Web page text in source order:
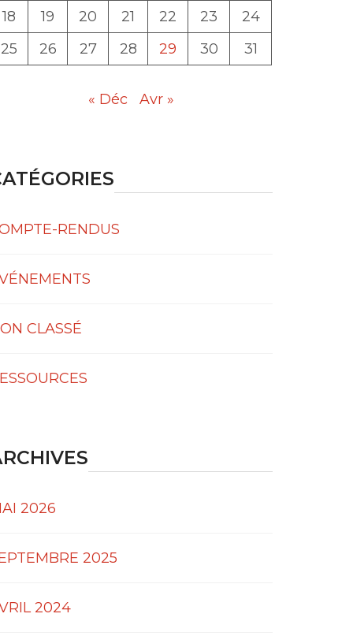
18
19 20 21 22 23
24
25
26 27 28 29 30 31
« Déc Avr »
RENDUS
CLASSÉ
2026
2025
2024